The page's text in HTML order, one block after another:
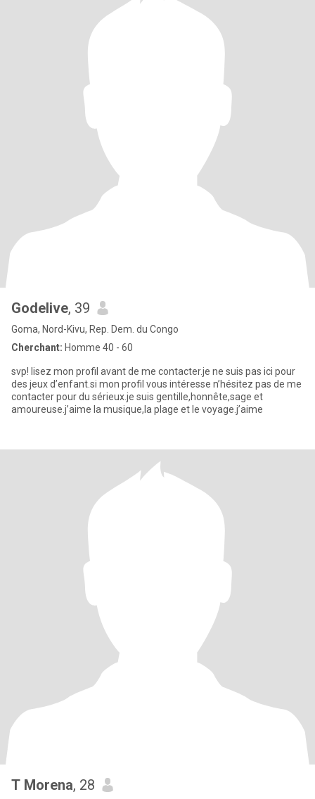
Godelive, 39
Goma, Nord-Kivu, Rep. Dem. du Congo
Cherchant: Homme 40 - 60
svp! lisez mon profil avant de me contacter.je ne suis pas ici pour
des jeux d’enfant.si mon profil vous intéresse n’hésitez pas de me
contacter pour du sérieux.je suis gentille,honnête,sage et
amoureuse.j’aime la musique,la plage et le voyage.j’aime
T Morena, 28